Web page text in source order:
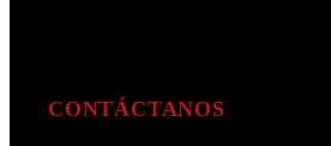
CONTÁCTANOS